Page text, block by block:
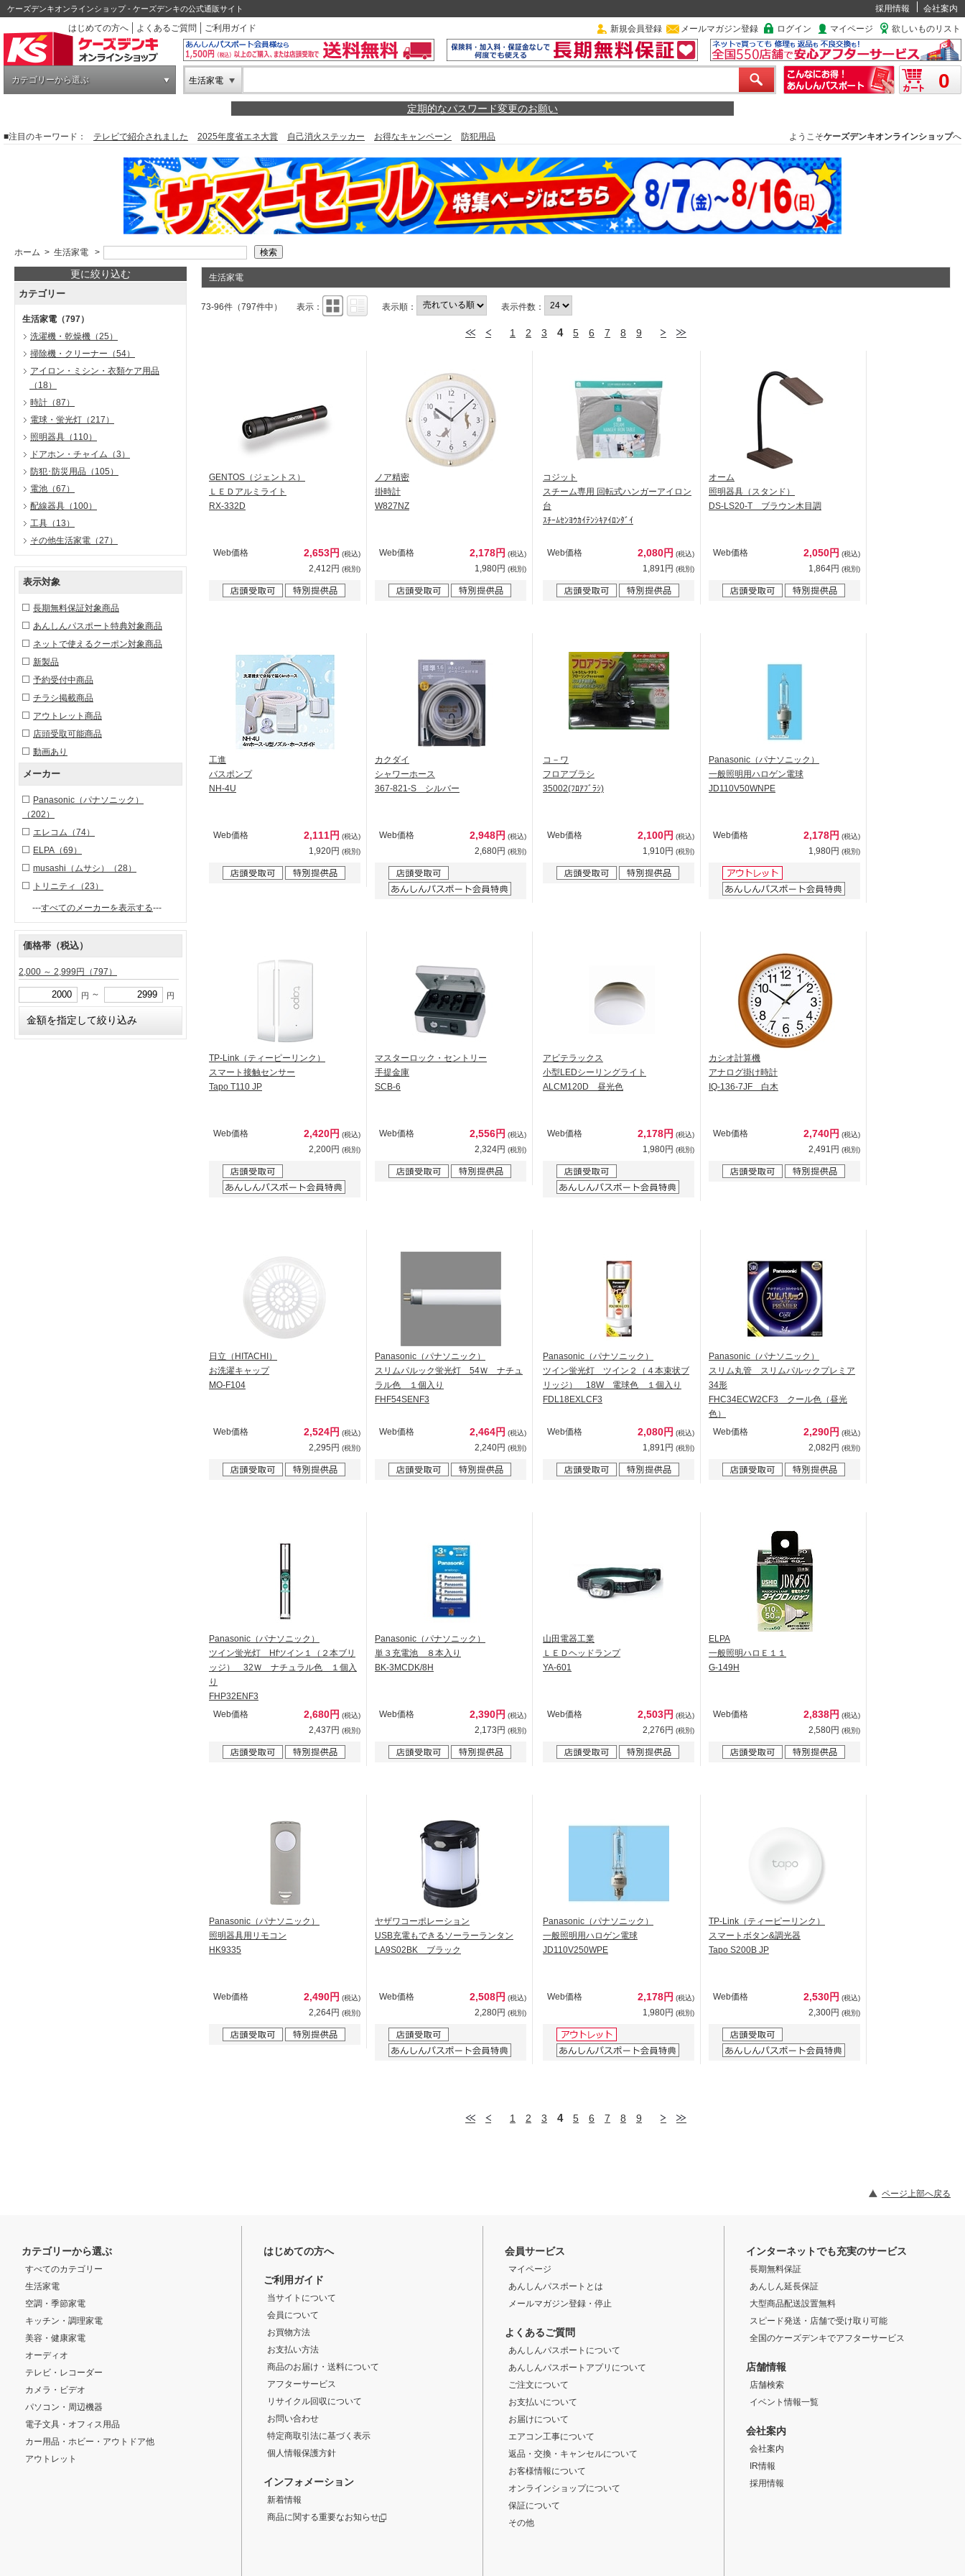
ケーズデンキオンラインショップ - ケーズデンキの公式通販サイト 採用情報
会社案内
はじめての方へ
よくあるご質問 ご利用ガイド 新規会員登録 メールマガジン登録 ログイン マイページ 欲しいものリスト
カテゴリーから選ぶ 生活家電 0
定期的なパスワード変更のお願い
■注目のキーワード： テレビで紹介されました 2025年度省エネ大賞 自己消火ステッカー お得なキャンペーン 防犯用品 ようこそケーズデンキオンラインショップへ
ホーム > 生活家電 >
更に絞り込む
カテゴリー
生活家電 （797）
洗濯機・乾燥機 （25）
掃除機・クリーナー （54）
アイロン・ミシン・衣類ケア用品
（18）
時計 （87）
電球・蛍光灯 （217）
照明器具 （110）
ドアホン・チャイム （3）
防犯･防災用品 （105）
電池 （67）
配線器具 （100）
工具 （13）
その他生活家電 （27）
表示対象
長期無料保証対象商品
あんしんパスポート特典対象商品
ネットで使えるクーポン対象商品
新製品
予約受付中商品
チラシ掲載商品
アウトレット商品
店頭受取可能商品
動画あり
メーカー
Panasonic（パナソニック）
（202）
エレコム （74）
ELPA （69）
musashi（ムサシ）
（28）
トリニティ
（23）
---すべてのメーカーを表示する---
価格帯（税込）
2,000 ～ 2,999円 （797）
円 ～ 円
生活家電
73-96件（797件中） 表示： 表示順： 表示件数：
1 2 3 4 5 6 7 8 9
GENTOS（ジェントス）
ＬＥＤアルミライト
RX-332D
Web価格 2,653円 (税込)
2,412円 (税別)
ノア精密
掛時計
W827NZ
Web価格 2,178円 (税込)
1,980円 (税別)
コジット
スチーム専用 回転式ハンガーアイロン
台
ｽﾁｰﾑｾﾝﾖｳｶｲﾃﾝｼｷｱｲﾛﾝﾀﾞｲ
Web価格 2,080円 (税込)
1,891円 (税別)
オーム
照明器具（スタンド）
DS-LS20-T ブラウン木目調
Web価格 2,050円 (税込)
1,864円 (税別)
工進
バスポンプ
NH-4U
Web価格 2,111円 (税込)
1,920円 (税別)
カクダイ
シャワーホース
367-821-S シルバー
Web価格 2,948円 (税込)
2,680円 (税別)
コ－ワ
フロアブラシ
35002(ﾌﾛｱﾌﾞﾗｼ)
Web価格 2,100円 (税込)
1,910円 (税別)
Panasonic（パナソニック）
一般照明用ハロゲン電球
JD110V50WNPE
Web価格 2,178円 (税込)
1,980円 (税別)
TP-Link（ティーピーリンク）
スマート接触センサー
Tapo T110 JP
Web価格 2,420円 (税込)
2,200円 (税別)
マスターロック・セントリー
手提金庫
SCB-6
Web価格 2,556円 (税込)
2,324円 (税別)
アビテラックス
小型LEDシーリングライト
ALCM120D 昼光色
Web価格 2,178円 (税込)
1,980円 (税別)
カシオ計算機
アナログ掛け時計
IQ-136-7JF 白木
Web価格 2,740円 (税込)
2,491円 (税別)
日立（HITACHI）
お洗濯キャップ
MO-F104
Web価格 2,524円 (税込)
2,295円 (税別)
Panasonic（パナソニック）
スリムパルック蛍光灯 54Ｗ ナチュ
ラル色 １個入り
FHF54SENF3
Web価格 2,464円 (税込)
2,240円 (税別)
Panasonic（パナソニック）
ツイン蛍光灯 ツイン２（４本束状ブ
リッジ） 18W 電球色 １個入り
FDL18EXLCF3
Web価格 2,080円 (税込)
1,891円 (税別)
Panasonic（パナソニック）
スリム丸管 スリムパルックプレミア
34形
FHC34ECW2CF3 クール色（昼光
色）
Web価格
2,290円 (税込)
2,082円 (税別)
Panasonic（パナソニック）
ツイン蛍光灯 Hfツイン１（２本ブリ
ッジ） 32Ｗ ナチュラル色 １個入
り
FHP32ENF3
Web価格
2,680円 (税込)
2,437円 (税別)
Panasonic（パナソニック）
単３充電池 ８本入り
BK-3MCDK/8H
Web価格 2,390円 (税込)
2,173円 (税別)
山田電器工業
ＬＥＤヘッドランプ
YA-601
Web価格 2,503円 (税込)
2,276円 (税別)
ELPA
一般照明ハロＥ１１
G-149H
Web価格 2,838円 (税込)
2,580円 (税別)
Panasonic（パナソニック）
照明器具用リモコン
HK9335
Web価格 2,490円 (税込)
2,264円 (税別)
ヤザワコーポレーション
USB充電もできるソーラーランタン
LA9S02BK ブラック
Web価格 2,508円 (税込)
2,280円 (税別)
Panasonic（パナソニック）
一般照明用ハロゲン電球
JD110V250WPE
Web価格 2,178円 (税込)
1,980円 (税別)
TP-Link（ティーピーリンク）
スマートボタン&調光器
Tapo S200B JP
Web価格 2,530円 (税込)
2,300円 (税別)
1 2 3 4 5 6 7 8 9
ページ上部へ戻る
カテゴリーから選ぶ
すべてのカテゴリー
生活家電
空調・季節家電
キッチン・調理家電
美容・健康家電
オーディオ
テレビ・レコーダー
カメラ・ビデオ
パソコン・周辺機器
電子文具・オフィス用品
カー用品・ホビー・アウトドア他
アウトレット
はじめての方へ
ご利用ガイド
当サイトについて
会員について
お買物方法
お支払い方法
商品のお届け・送料について
アフターサービス
リサイクル回収について
お問い合わせ
特定商取引法に基づく表示
個人情報保護方針
インフォメーション
新着情報
商品に関する重要なお知らせ
会員サービス
マイページ
あんしんパスポートとは
メールマガジン登録・停止
よくあるご質問
あんしんパスポートについて
あんしんパスポートアプリについて
ご注文について
お支払いについて
お届けについて
エアコン工事について
返品・交換・キャンセルについて
お客様情報について
オンラインショップについて
保証について
その他
インターネットでも充実のサービス
長期無料保証
あんしん延長保証
大型商品配送設置無料
スピード発送・店舗で受け取り可能
全国のケーズデンキでアフターサービス
店舗情報
店舗検索
イベント情報一覧
会社案内
会社案内
IR情報
採用情報